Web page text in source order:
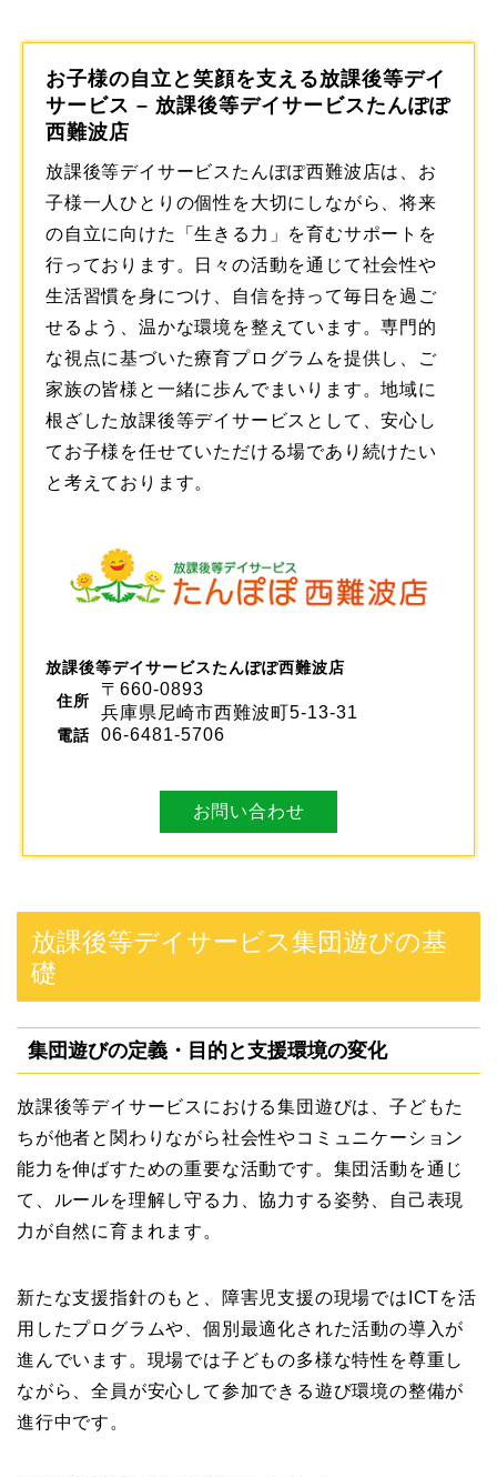
お子様の自立と笑顔を支える放課後等デイ
サービス – 放課後等デイサービスたんぽぽ
西難波店
放課後等デイサービスたんぽぽ西難波店は、お
子様一人ひとりの個性を大切にしながら、将来
の自立に向けた「生きる力」を育むサポートを
行っております。日々の活動を通じて社会性や
生活習慣を身につけ、自信を持って毎日を過ご
せるよう、温かな環境を整えています。専門的
な視点に基づいた療育プログラムを提供し、ご
家族の皆様と一緒に歩んでまいります。地域に
根ざした 放課後等デイサービス として、安心し
てお子様を任せていただける場であり続けたい
と考えております。
放課後等デイサービスたんぽぽ西難波店
住所
〒660-0893
兵庫県尼崎市西難波町5-13-31
電話 06-6481-5706
お問い合わせ
放課後等デイサービス集団遊びの基
礎
集団遊びの定義・目的と支援環境の変化
放課後等デイサービスにおける集団遊びは、子どもた
ちが他者と関わりながら社会性やコミュニケーション
能力を伸ばすための重要な活動です。集団活動を通じ
て、ルールを理解し守る力、協力する姿勢、自己表現
力が自然に育まれます。
新たな支援指針のもと、障害児支援の現場ではICTを活
用したプログラムや、個別最適化された活動の導入が
進んでいます。現場では子どもの多様な特性を尊重し
ながら、全員が安心して参加できる遊び環境の整備が
進行中です。